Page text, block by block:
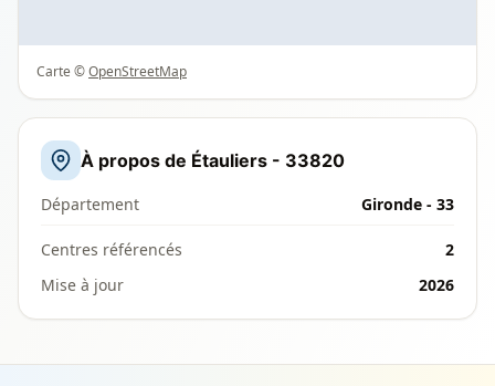
Carte ©OpenStreetMap
À propos de Étauliers - 33820
Département Gironde - 33
Centres référencés
2
Mise à jour
2026